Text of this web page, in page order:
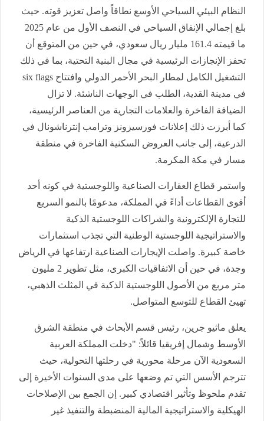
النظام البيئي السياحي الأوسع نطاقاً واصل تعزيز قوته. حيث
بلغ إجمالي الإنفاق السياحي في النصف الأول من عام 2025
ما قيمته 161.4 مليار ريال سعودي، في حين من المتوقع أن
تحفز الإنجازات الرئيسية في مجال البنية التحتية، بما في ذلك
التشغيل الكامل لمطار البحر الأحمر الدولي وافتتاح six flags
في مدينة القدية، الطلب في الوجهات الناشئة. لا تزال
الضيافة الفاخرة والعلامات التجارية من العناصر الرئيسية،
كما أبرزت ذلك إعلانات فورسيزونز وترامب إنترناشونال في
الدرعية، إلى جانب العروض السكنية الفاخرة في منطقة
مسار في مكة المكرمة.
واستمر قطاع العقارات الصناعية واللوجستية في كونه أحد
أقوى القطاعات أداءً في المملكة، مدعومًا بالنمو السريع
للتجارة الإلكترونية والشراكات اللوجستية الذكية
والاستراتيجية اللوجستية الوطنية التي تجذب استثمارات
خاصة كبيرة. واصلت الإيجارات الصناعية ارتفاعها في الرياض
وجدة، في حين أن الاتفاقيات الكبرى، مثل تطوير 2 مليون
متر مربع من الأصول اللوجستية الذكية في المثلث الذهبي،
تهيئ القطاع للتوسع المتواصل.
يعلق ماثيو جرين، رئيس قسم الأبحاث في منطقة الشرق
الأوسط وشمال إفريقيا قائلاً: "دخلت المملكة العربية
السعودية الآن مرحلة محورية في رحلتها التحولية، حيث
تترجم الأسس التي تم وضعها على مدى السنوات الأخيرة إلى
تقدم ملحوظ وتأثير اقتصادي كبير. إن الجمع بين الإصلاحات
الهيكلية والاستراتيجية المالية المنضبطة والتنفيذ غير